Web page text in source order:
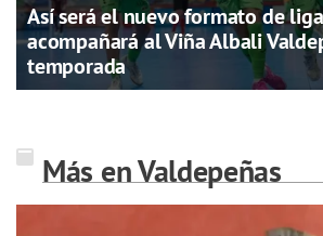
Así será el nuevo formato de
acompañará al Viña Albali
temporada
Más en Valdepeñas